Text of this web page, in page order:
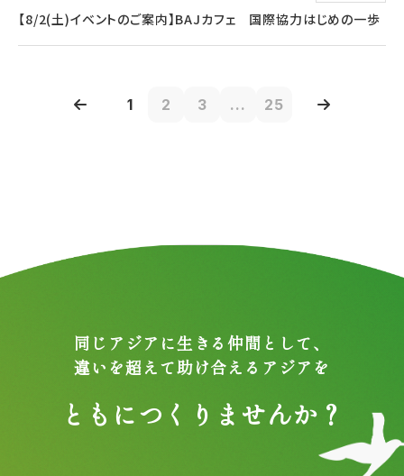
【8/2(土)イベントのご案内】BAJカフェ 国際協力はじめの一歩
1 2 3 ... 25
同じアジアに生きる仲間として、
違いを超えて助け合えるアジアを
ともにつくりませんか？